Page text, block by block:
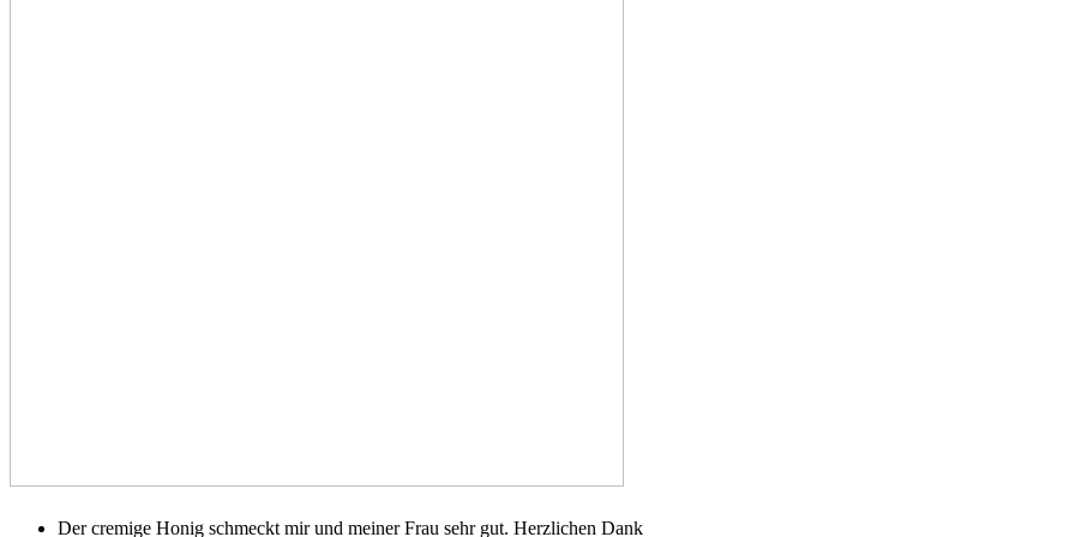
Der cremige Honig schmeckt mir und meiner Frau sehr gut. Herzlichen Dank